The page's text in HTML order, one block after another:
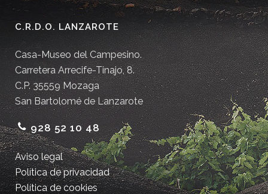
C.R.D.O. LANZAROTE
Casa-Museo del Campesino.
Carretera Arrecife-Tinajo, 8.
C.P. 35559 Mozaga
San Bartolomé de Lanzarote
928 52 10 48
Aviso legal
Política de privacidad
Política de cookies